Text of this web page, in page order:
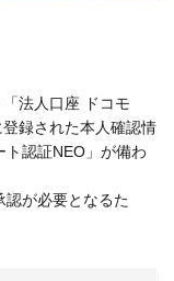
法人口座 ドコモ
録された本人確認情
認証NEO」が備わ
認が必要となるた